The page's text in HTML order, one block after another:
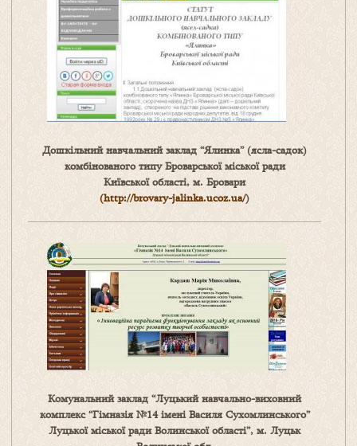
Дошкільний навчальний заклад “Ялинка” (ясла-садок)
комбінованого типу Броварської міської ради
Київської області, м. Бровари
(http://brovary-jalinka.ucoz.ua/)
Комунальний заклад “Луцький навчально-виховний
комплекс “Гімназія №14 імені Василя Сухомлинського”
Луцької міської ради Волинської області”, м. Луцьк